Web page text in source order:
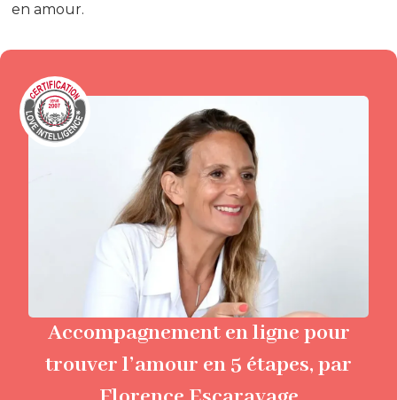
en amour.
Accompagnement en ligne pour
trouver l’amour en 5 étapes, par